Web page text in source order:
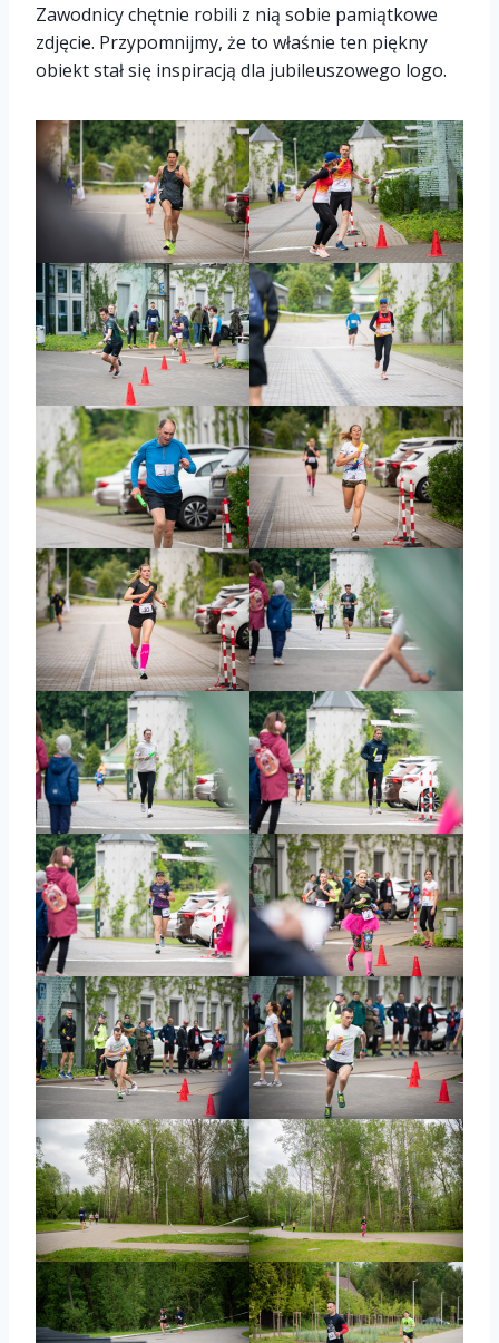
Zawodnicy chętnie robili z nią sobie pamiątkowe
zdjęcie. Przypomnijmy, że to właśnie ten piękny
obiekt stał się inspiracją dla jubileuszowego logo.